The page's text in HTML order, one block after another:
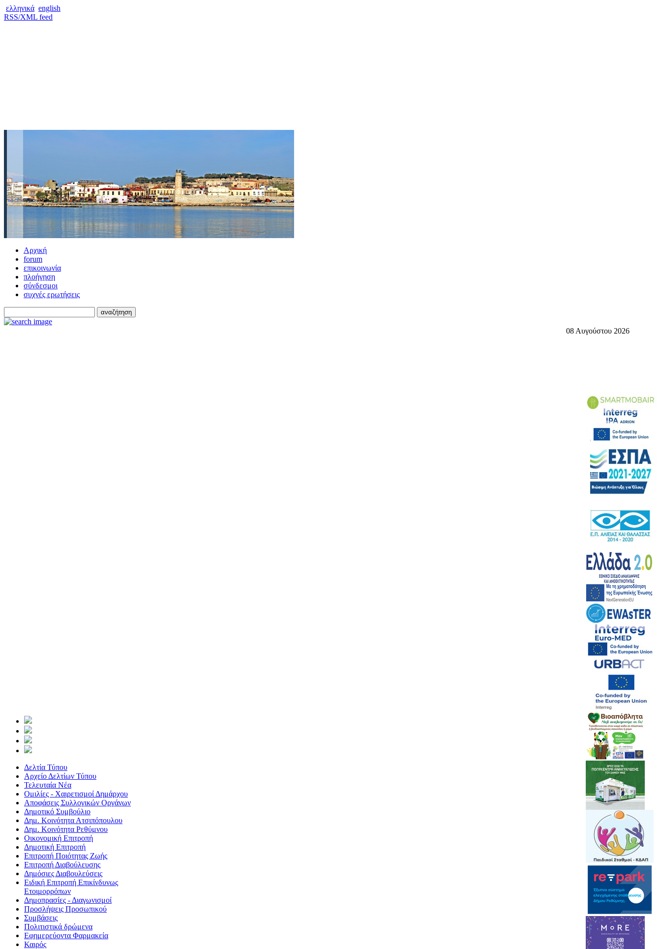
ελληνικά english
RSS/XML feed
Αρχική
forum
επικοινωνία
πλοήγηση
σύνδεσμοι
συχνές ερωτήσεις
Δελτία Τύπου
Αρχείο Δελτίων Τύπου
Τελευταία Νέα
Ομιλίες - Χαιρετισμοί Δημάρχου
Αποφάσεις Συλλογικών Οργάνων
Δημοτικό Συμβούλιο
Δημ. Κοινότητα Ατσιπόπουλου
Δημ. Κοινότητα Ρεθύμνου
Οικονομική Επιτροπή
Δημοτική Επιτροπή
Επιτροπή Ποιότητας Ζωής
Επιτροπή Διαβούλευσης
Δημόσιες Διαβουλεύσεις
Ειδική Επιτροπή Επικίνδυνως
Ετοιμορρόπων
Δημοπρασίες - Διαγωνισμοί
Προσλήψεις Προσωπικού
Συμβάσεις
Πολιτιστικά δρώμενα
Εφημερεύοντα Φαρμακεία
Καιρός
08 Αυγούστου 2026